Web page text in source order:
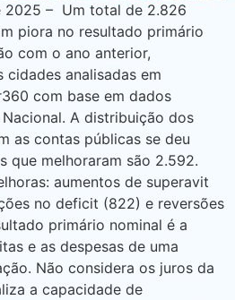
2025 – Um total de 2.826
piora no resultado primário
com o ano anterior,
cidades analisadas em
com base em dados
A distribuição dos
as contas públicas se deu
que melhoraram são 2.592.
aumentos de superavit
no deficit (822) e reversões
primário nominal é a
e as despesas de uma
Não considera os juros da
a capacidade de